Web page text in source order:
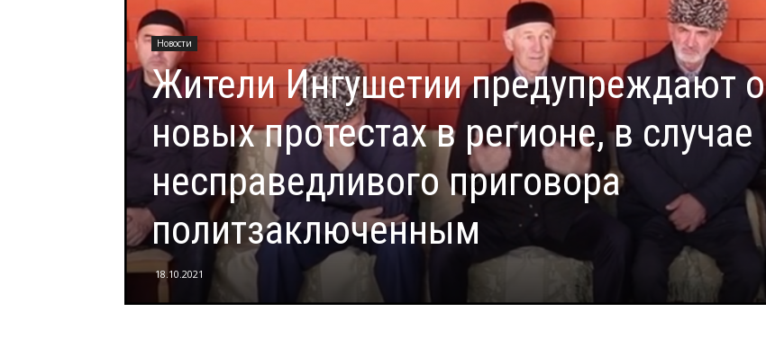
Новости
Жители Ингушетии предупреждают о
новых протестах в регионе, в случае
несправедливого приговора
политзаключенным
18.10.2021